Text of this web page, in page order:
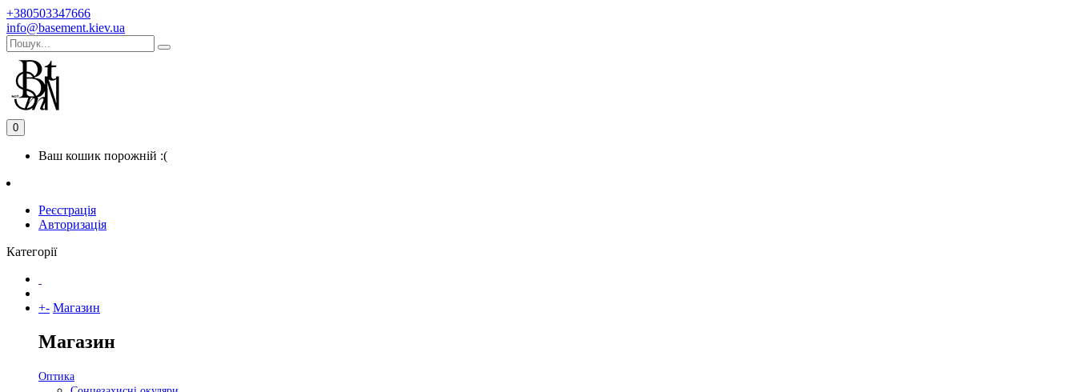
+380503347666
info@basement.kiev.ua
0
Ваш кошик порожній :(
Реєстрація
Авторизація
Категорії
+- Магазин
Магазин
Оптика